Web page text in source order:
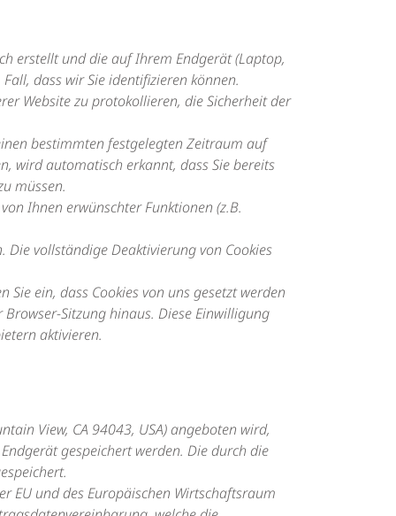
erstellt und die auf Ihrem Endgerät (Laptop,
dass wir Sie identifizieren können.
Website zu protokollieren, die Sicherheit der
bestimmten festgelegten Zeitraum auf
wird automatisch erkannt, dass Sie bereits
müssen.
Ihnen erwünschter Funktionen (z.B.
vollständige Deaktivierung von Cookies
ein, dass Cookies von uns gesetzt werden
Sitzung hinaus. Diese Einwilligung
aktivieren.
View, CA 94043, USA) angeboten wird,
gespeichert werden. Die durch die
EU und des Europäischen Wirtschaftsraum